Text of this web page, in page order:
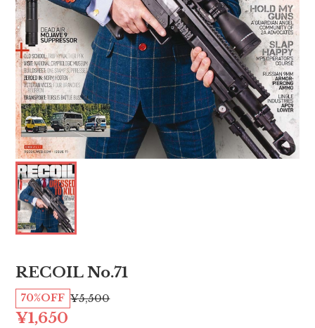
RECOIL No.71
¥5,500
70%OFF
¥1,650